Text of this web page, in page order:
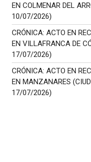
EN COLMENAR DEL
10/07/2026)
CRÓNICA: ACTO EN
EN VILLAFRANCA DE
17/07/2026)
CRÓNICA: ACTO EN
EN MANZANARES
17/07/2026)